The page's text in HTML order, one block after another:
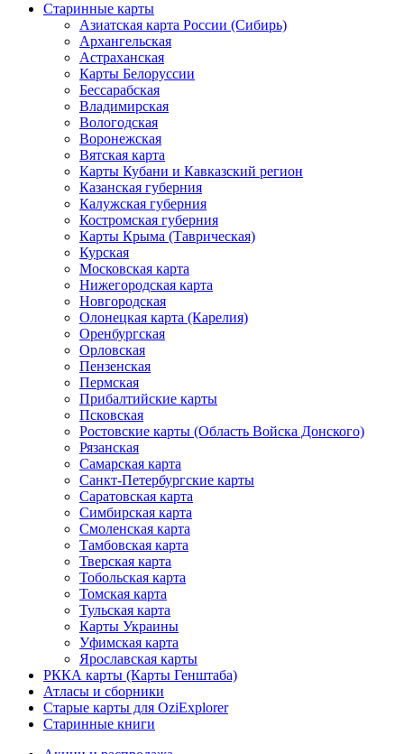
Старинные карты
Азиатская карта России (Сибирь)
Архангельская
Астраханская
Карты Белоруссии
Бессарабская
Владимирская
Вологодская
Воронежская
Вятская карта
Карты Кубани и Кавказский регион
Казанская губерния
Калужская губерния
Костромская губерния
Карты Крыма (Таврическая)
Курская
Московская карта
Нижегородская карта
Новгородская
Олонецкая карта (Карелия)
Оренбургская
Орловская
Пензенская
Пермская
Прибалтийские карты
Псковская
Ростовские карты (Область Войска Донского)
Рязанская
Самарская карта
Санкт-Петербургские карты
Саратовская карта
Симбирская карта
Смоленская карта
Тамбовская карта
Тверская карта
Тобольская карта
Томская карта
Тульская карта
Карты Украины
Уфимская карта
Ярославская карты
РККА карты (Карты Генштаба)
Атласы и сборники
Старые карты для OziExplorer
Старинные книги